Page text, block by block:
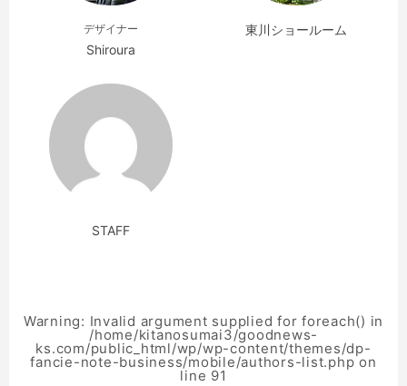
デザイナー
Shiroura
東川ショールーム
STAFF
Warning: Invalid argument supplied for foreach() in
/home/kitanosumai3/goodnews-
ks.com/public_html/wp/wp-content/themes/dp-
fancie-note-business/mobile/authors-list.phpon
line 91